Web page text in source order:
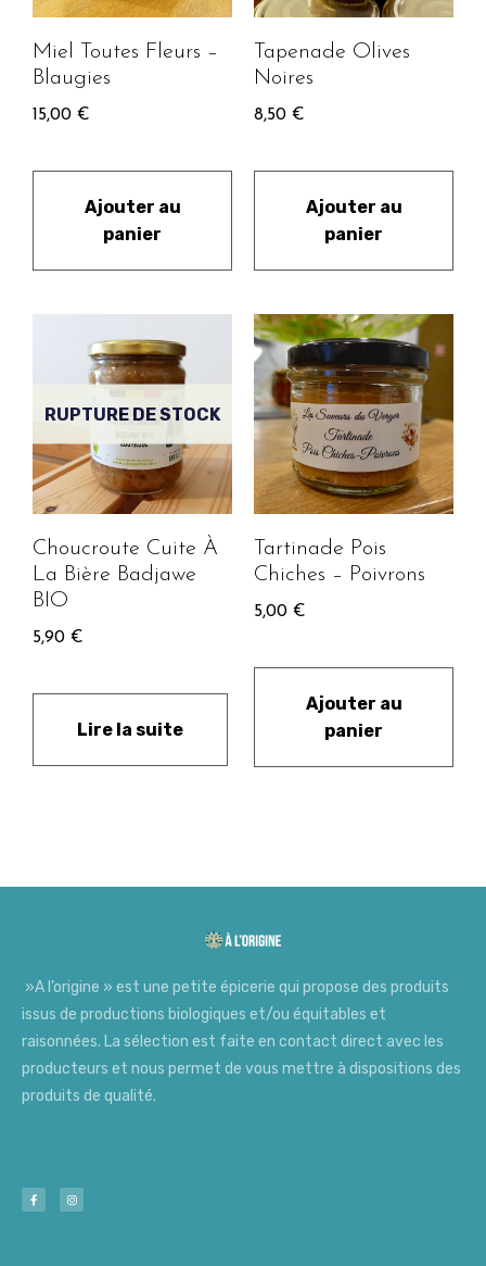
Miel Toutes Fleurs –
Blaugies
15,00 €
Ajouter au
panier
Tapenade Olives
Noires
8,50 €
Ajouter au
panier
RUPTURE DE STOCK
Choucroute Cuite À
La Bière Badjawe
BIO
5,90 €
Lire la suite
Tartinade Pois
Chiches – Poivrons
5,00 €
Ajouter au
panier
»A l’origine » est une petite épicerie qui propose des produits
issus de productions biologiques et/ou équitables et
raisonnées. La sélection est faite en contact direct avec les
producteurs et nous permet de vous mettre à dispositions des
produits de qualité.